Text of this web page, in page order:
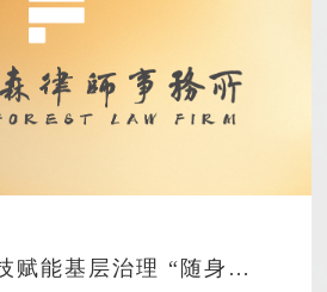
河北石家庄：科技赋能基层治理 “随身带着律师走” 居民在社区就能享受到数字化法律